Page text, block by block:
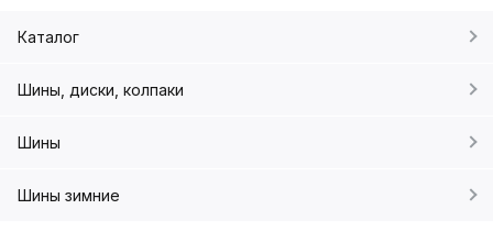
Каталог
Шины, диски, колпаки
Шины
Шины зимние